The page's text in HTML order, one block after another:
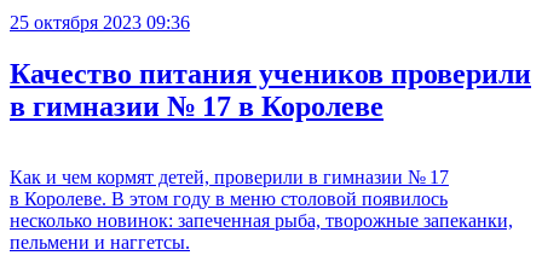
25 октября 2023 09:36
Качество питания учеников проверили
в гимназии № 17 в Королеве
Как и чем кормят детей, проверили в гимназии № 17
в Королеве. В этом году в меню столовой появилось
несколько новинок: запеченная рыба, творожные запеканки,
пельмени и наггетсы.